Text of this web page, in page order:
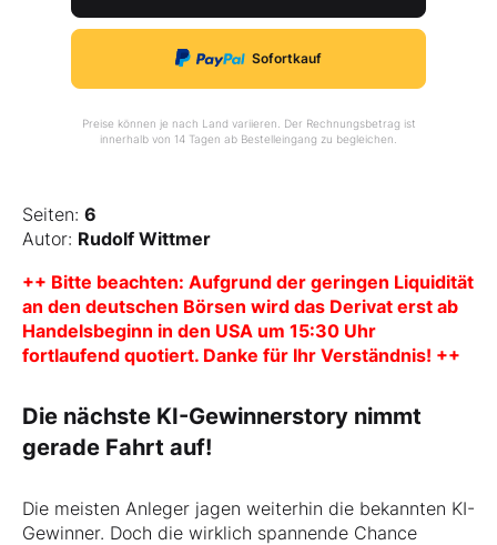
Sofortkauf
Preise können je nach Land variieren. Der Rechnungsbetrag ist
innerhalb von 14 Tagen ab Bestelleingang zu begleichen.
Seiten: 6
Autor: Rudolf Wittmer
++ Bitte beachten: Aufgrund der geringen Liquidität
an den deutschen Börsen wird das Derivat erst ab
Handelsbeginn in den USA um 15:30 Uhr
fortlaufend quotiert. Danke für Ihr Verständnis! ++
Die nächste KI-Gewinnerstory nimmt
gerade Fahrt auf!
Die meisten Anleger jagen weiterhin die bekannten KI-
Gewinner. Doch die wirklich spannende Chance